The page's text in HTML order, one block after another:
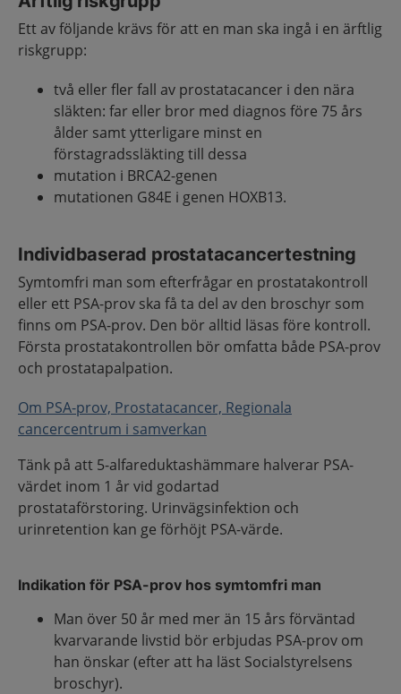
Ett av följande krävs för att en man ska ingå i en ärftlig
riskgrupp:
två eller fler fall av prostatacancer i den nära
släkten: far eller bror med diagnos före 75 års
ålder samt ytterligare minst en
förstagradssläkting till dessa
mutation i BRCA2-genen
mutationen G84E i genen HOXB13.
Individbaserad prostatacancertestning
Symtomfri man som efterfrågar en prostatakontroll
eller ett PSA-prov ska få ta del av den broschyr som
finns om PSA-prov. Den bör alltid läsas före kontroll.
Första prostatakontrollen bör omfatta både PSA-prov
och prostatapalpation.
Om PSA-prov, Prostatacancer, Regionala
cancercentrum i samverkan
Tänk på att 5-alfareduktashämmare halverar PSA-
värdet inom 1 år vid godartad
prostataförstoring. Urinvägsinfektion och
urinretention kan ge förhöjt PSA-värde.
Indikation för PSA-prov hos symtomfri man
Man över 50 år med mer än 15 års förväntad
kvarvarande livstid bör erbjudas PSA-prov om
han önskar (efter att ha läst Socialstyrelsens
broschyr).